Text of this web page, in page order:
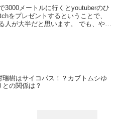
3000メートルに行くとyoutuberのひ
をプレゼントするということで、
人が大半だと思います。 でも、やっ
瑞樹はサイコパス！？カブトムシゆ
との関係は？